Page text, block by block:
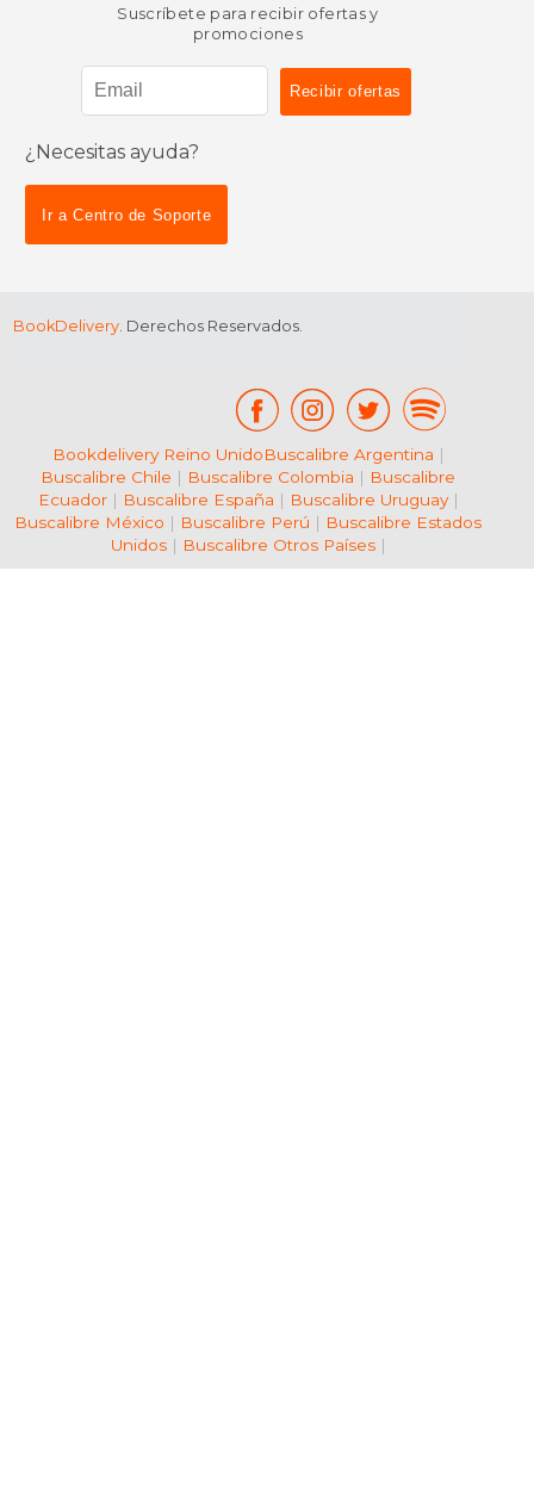
15%
dcto.
$ 53.00
$ 45.05
Suscríbete para recibir ofertas y
promociones
¿Necesitas ayuda?
Ir a Centro de Soporte
BookDelivery. Derechos Reservados.
Bookdelivery Reino UnidoBuscalibre Argentina |
Buscalibre Chile | Buscalibre Colombia | Buscalibre
Ecuador| Buscalibre España | Buscalibre Uruguay|
Buscalibre México | Buscalibre Perú | Buscalibre Estados
Unidos| Buscalibre Otros Países|